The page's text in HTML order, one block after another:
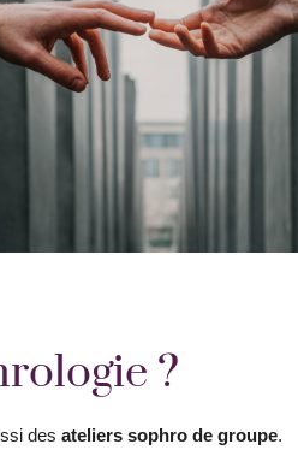
?
des ateliers sophro de groupe.